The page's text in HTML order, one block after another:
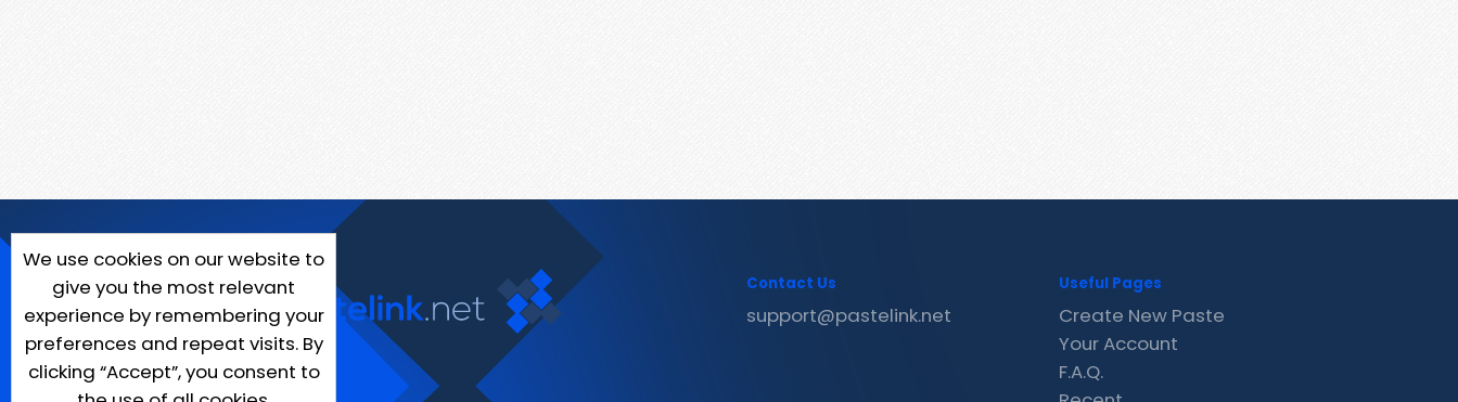
We use cookies on our website to
give you the most relevant
experience by remembering your
preferences and repeat visits. By
clicking “Accept”, you consent to
Contact Us
support@pastelink.net
Useful Pages
Create New Paste
Your Account
F.A.Q.